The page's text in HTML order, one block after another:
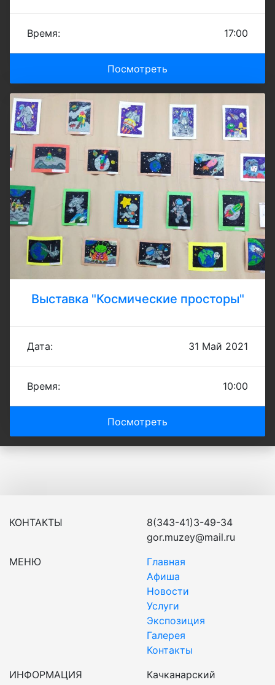
Время: 17:00
Посмотреть
Выставка "Космические просторы"
Дата: 31 Май 2021
Время: 10:00
Посмотреть
КОНТАКТЫ
8(343-41)3-49-34
gor.muzey@mail.ru
МЕНЮ
Главная
Афиша
Новости
Услуги
Экспозиция
Галерея
Контакты
ИНФОРМАЦИЯ
Качканарский